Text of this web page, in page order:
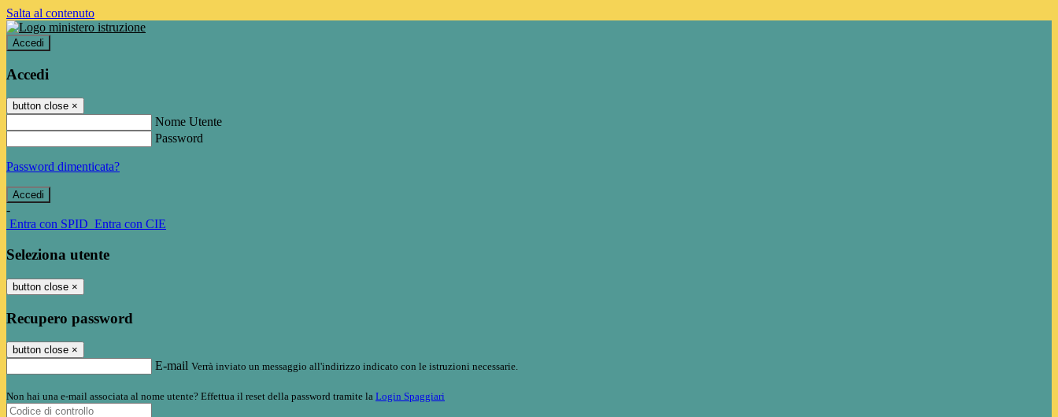
Salta al contenuto
Accedi
Accedi
button close ×
Nome Utente
Password
Password dimenticata?
-
Entra con SPID Entra con CIE
Seleziona utente
button close ×
Recupero password
button close ×
E-mail Verrà inviato un messaggio all'indirizzo indicato con le istruzioni necessarie.
Non hai una e-mail associata al nome utente? Effettua il reset della password tramite la Login Spaggiari